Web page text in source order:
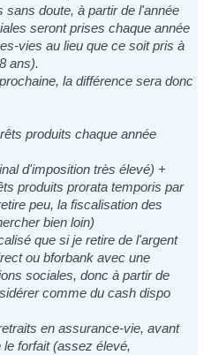
doute, à partir de l'année
seront prises chaque année
vies au lieu que ce soit pris à
ans).
la différence sera donc
produits chaque année
d'imposition très élevé) +
produits prorata temporis par
peu, la fiscalisation des
bien loin)
que si je retire de l'argent
ou bforbank avec une
sociales, donc à partir de
comme du cash dispo
en assurance-vie, avant
forfait (assez élevé,